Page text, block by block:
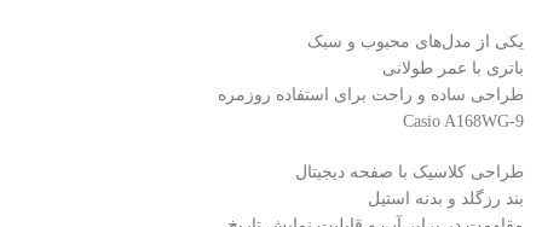
یکی از مدل‌های محبوب و سبک
باتری با عمر طولانی
طراحی ساده و راحت برای استفاده روزمره
Casio A168WG-9
طراحی کلاسیک با صفحه دیجیتال
بند رزگلد و بدنه استیل